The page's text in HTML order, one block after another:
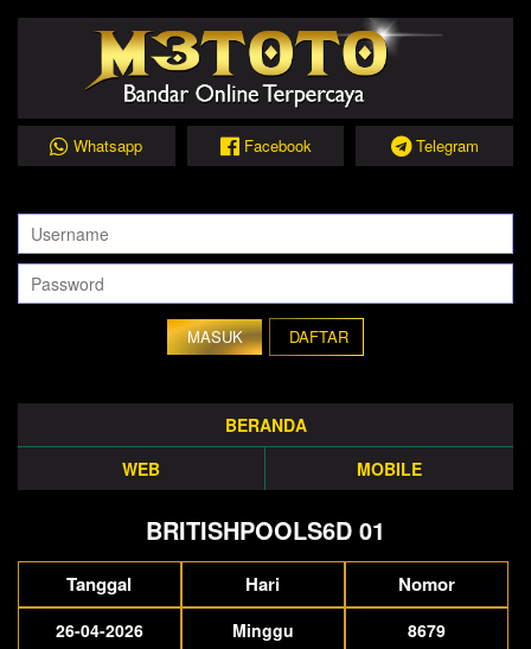
Whatsapp Facebook Telegram
DAFTAR
BERANDA
WEB
MOBILE
BRITISHPOOLS6D 01
Tanggal Hari Nomor
26-04-2026 Minggu
8679